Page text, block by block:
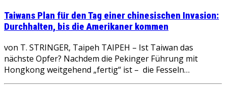
Taiwans Plan für den Tag einer chinesischen Invasion:
Durchhalten, bis die Amerikaner kommen
von T. STRINGER, Taipeh TAIPEH – Ist Taiwan das
nächste Opfer? Nachdem die Pekinger Führung mit
Hongkong weitgehend „fertig“ ist – die Fesseln…